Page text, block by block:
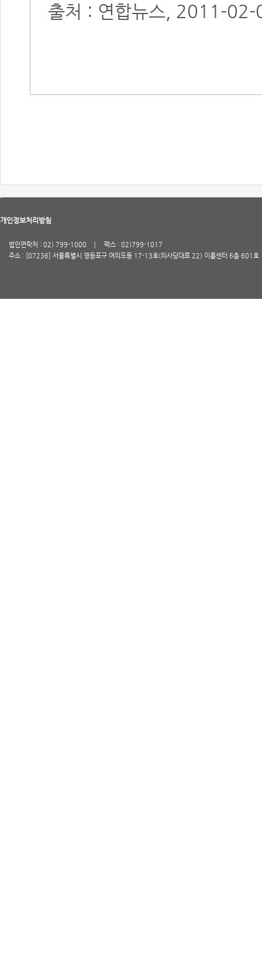
출처 : 연합뉴스, 2011-
개인정보처리방침
법인연락처 : 02) 799-1000
팩스 : 02)799-1017
주소 : [07236] 서울특별시 영등포구 여의도동 17-13호(의사당대로 22) 이룸센터 6층 601호